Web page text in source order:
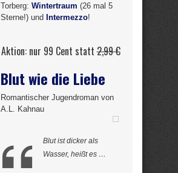
Torberg: Wintertraum (26 mal 5
Sterne!) und Intermezzo!
Aktion: nur 99 Cent statt2,99 €
Blut wie die Liebe
Romantischer Jugendroman von
A.L. Kahnau
Blut ist dicker als
Wasser, heißt es …